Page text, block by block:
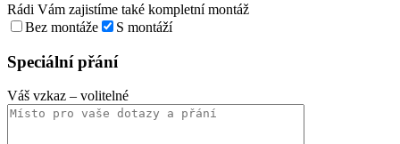
Rádi Vám zajistíme také kompletní montáž
Bez montáže
S montáží
Speciální přání
Váš vzkaz – volitelné